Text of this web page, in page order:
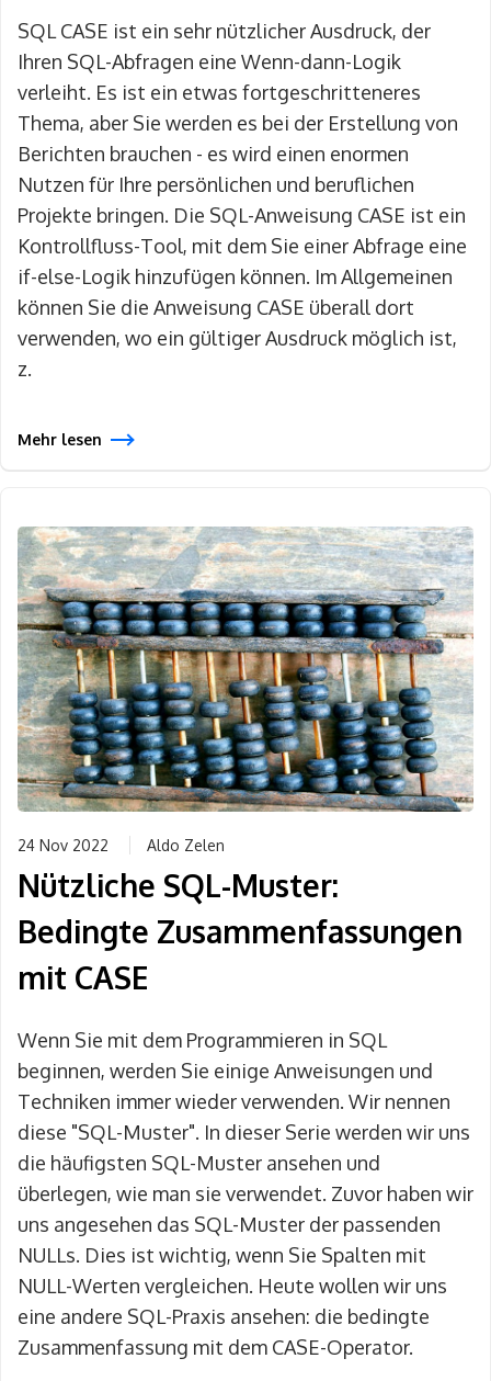
SQL CASE ist ein sehr nützlicher Ausdruck, der
Ihren SQL-Abfragen eine Wenn-dann-Logik
verleiht. Es ist ein etwas fortgeschritteneres
Thema, aber Sie werden es bei der Erstellung von
Berichten brauchen - es wird einen enormen
Nutzen für Ihre persönlichen und beruflichen
Projekte bringen. Die SQL-Anweisung CASE ist ein
Kontrollfluss-Tool, mit dem Sie einer Abfrage eine
if-else-Logik hinzufügen können. Im Allgemeinen
können Sie die Anweisung CASE überall dort
verwenden, wo ein gültiger Ausdruck möglich ist,
z.
Mehr lesen
24 Nov 2022 Aldo Zelen
Nützliche SQL-Muster:
Bedingte Zusammenfassungen
mit CASE
Wenn Sie mit dem Programmieren in SQL
beginnen, werden Sie einige Anweisungen und
Techniken immer wieder verwenden. Wir nennen
diese "SQL-Muster". In dieser Serie werden wir uns
die häufigsten SQL-Muster ansehen und
überlegen, wie man sie verwendet. Zuvor haben wir
uns angesehen das SQL-Muster der passenden
NULLs. Dies ist wichtig, wenn Sie Spalten mit
NULL-Werten vergleichen. Heute wollen wir uns
eine andere SQL-Praxis ansehen: die bedingte
Zusammenfassung mit dem CASE-Operator.